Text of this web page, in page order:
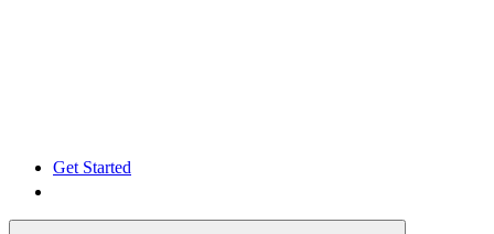
Get Started